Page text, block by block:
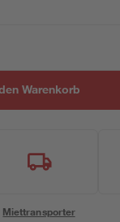
Warenkorb
Miettransporter